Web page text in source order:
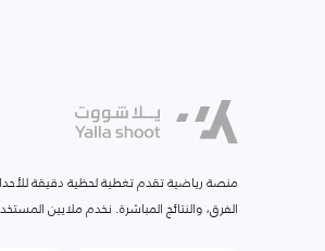
منصة رياضية تقدم تغطية لحظية دقيقة
الفرق، والنتائج المباشرة. نخدم ملايين